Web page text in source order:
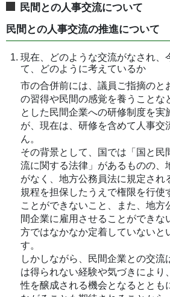
民間との人事交流について
民間との人事交流の推進について
現在、どのような交流がなされ、
て、どのように考えているか
市の合併前には、議員ご指摘のと
の習得や民間の感覚を養うことな
とした民間企業への研修制度を実
が、現在は、研修を含めて人事交
ん。
その背景として、国では「国と民
流に関する法律」があるものの、
がなく、地方公務員法に規定され
規程を担保したうえで権限を行使
ことができないこと、また、地方
間企業に雇用させることができな
方ではなかなか定着していないと
す。
しかしながら、民間企業との交流
は得られない経験や気づきにより
性を醸成される機会となるととも